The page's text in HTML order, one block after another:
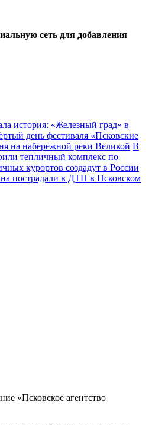
сеть для добавления
история: «Железный град» в
день фестиваля «Псковские
на набережной реки Великой В
тепличный комплекс по
курортов создадут в России
пострадали в ДТП в Псковском
«Псковское агентство